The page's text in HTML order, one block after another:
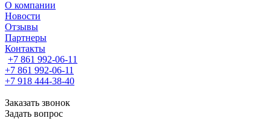
О компании
Новости
Отзывы
Партнеры
Контакты
+7 861 992-06-11
+7 861 992-06-11
+7 918 444-38-40
Заказать звонок
Задать вопрос